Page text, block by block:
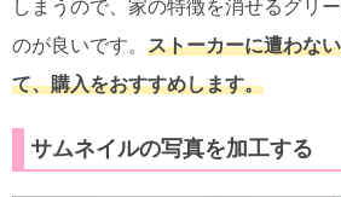
しまうので、家の特徴を消せるグリ
のが良いです。 ストーカーに遭わな
て、購入をおすすめします。
サムネイルの写真を加工する